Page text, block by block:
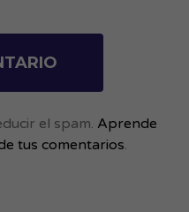
el spam. Aprende
tus comentarios.